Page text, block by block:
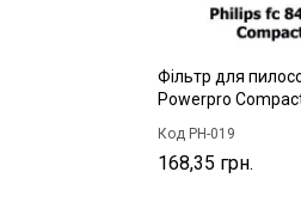
Фільтр для
Powerpro
Код PH-019
168,35 грн.